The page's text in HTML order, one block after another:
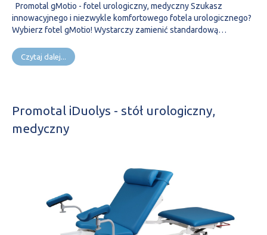
Promotal gMotio - fotel urologiczny, medyczny Szukasz
innowacyjnego i niezwykle komfortowego fotela urologicznego?
Wybierz fotel gMotio! Wystarczy zamienić standardową…
Czytaj dalej...
Promotal iDuolys - stół urologiczny,
medyczny